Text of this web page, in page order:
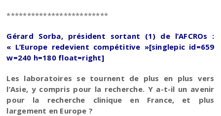
*************************
Gérard Sorba, président sortant (1) de l’AFCROs :
« L’Europe redevient compétitive »[singlepic id=659
w=240 h=180 float=right]
Les laboratoires se tournent de plus en plus vers
l’Asie, y compris pour la recherche. Y a-t-il un avenir
pour la recherche clinique en France, et plus
largement en Europe ?